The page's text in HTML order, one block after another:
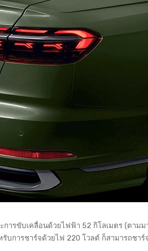
การขับเคลื่อนด้วยไฟฟ้า 52 กิโลเมตร (ตามม
รับการชาร์จด้วยไฟ 220 โวลต์ ก็สามารถชา